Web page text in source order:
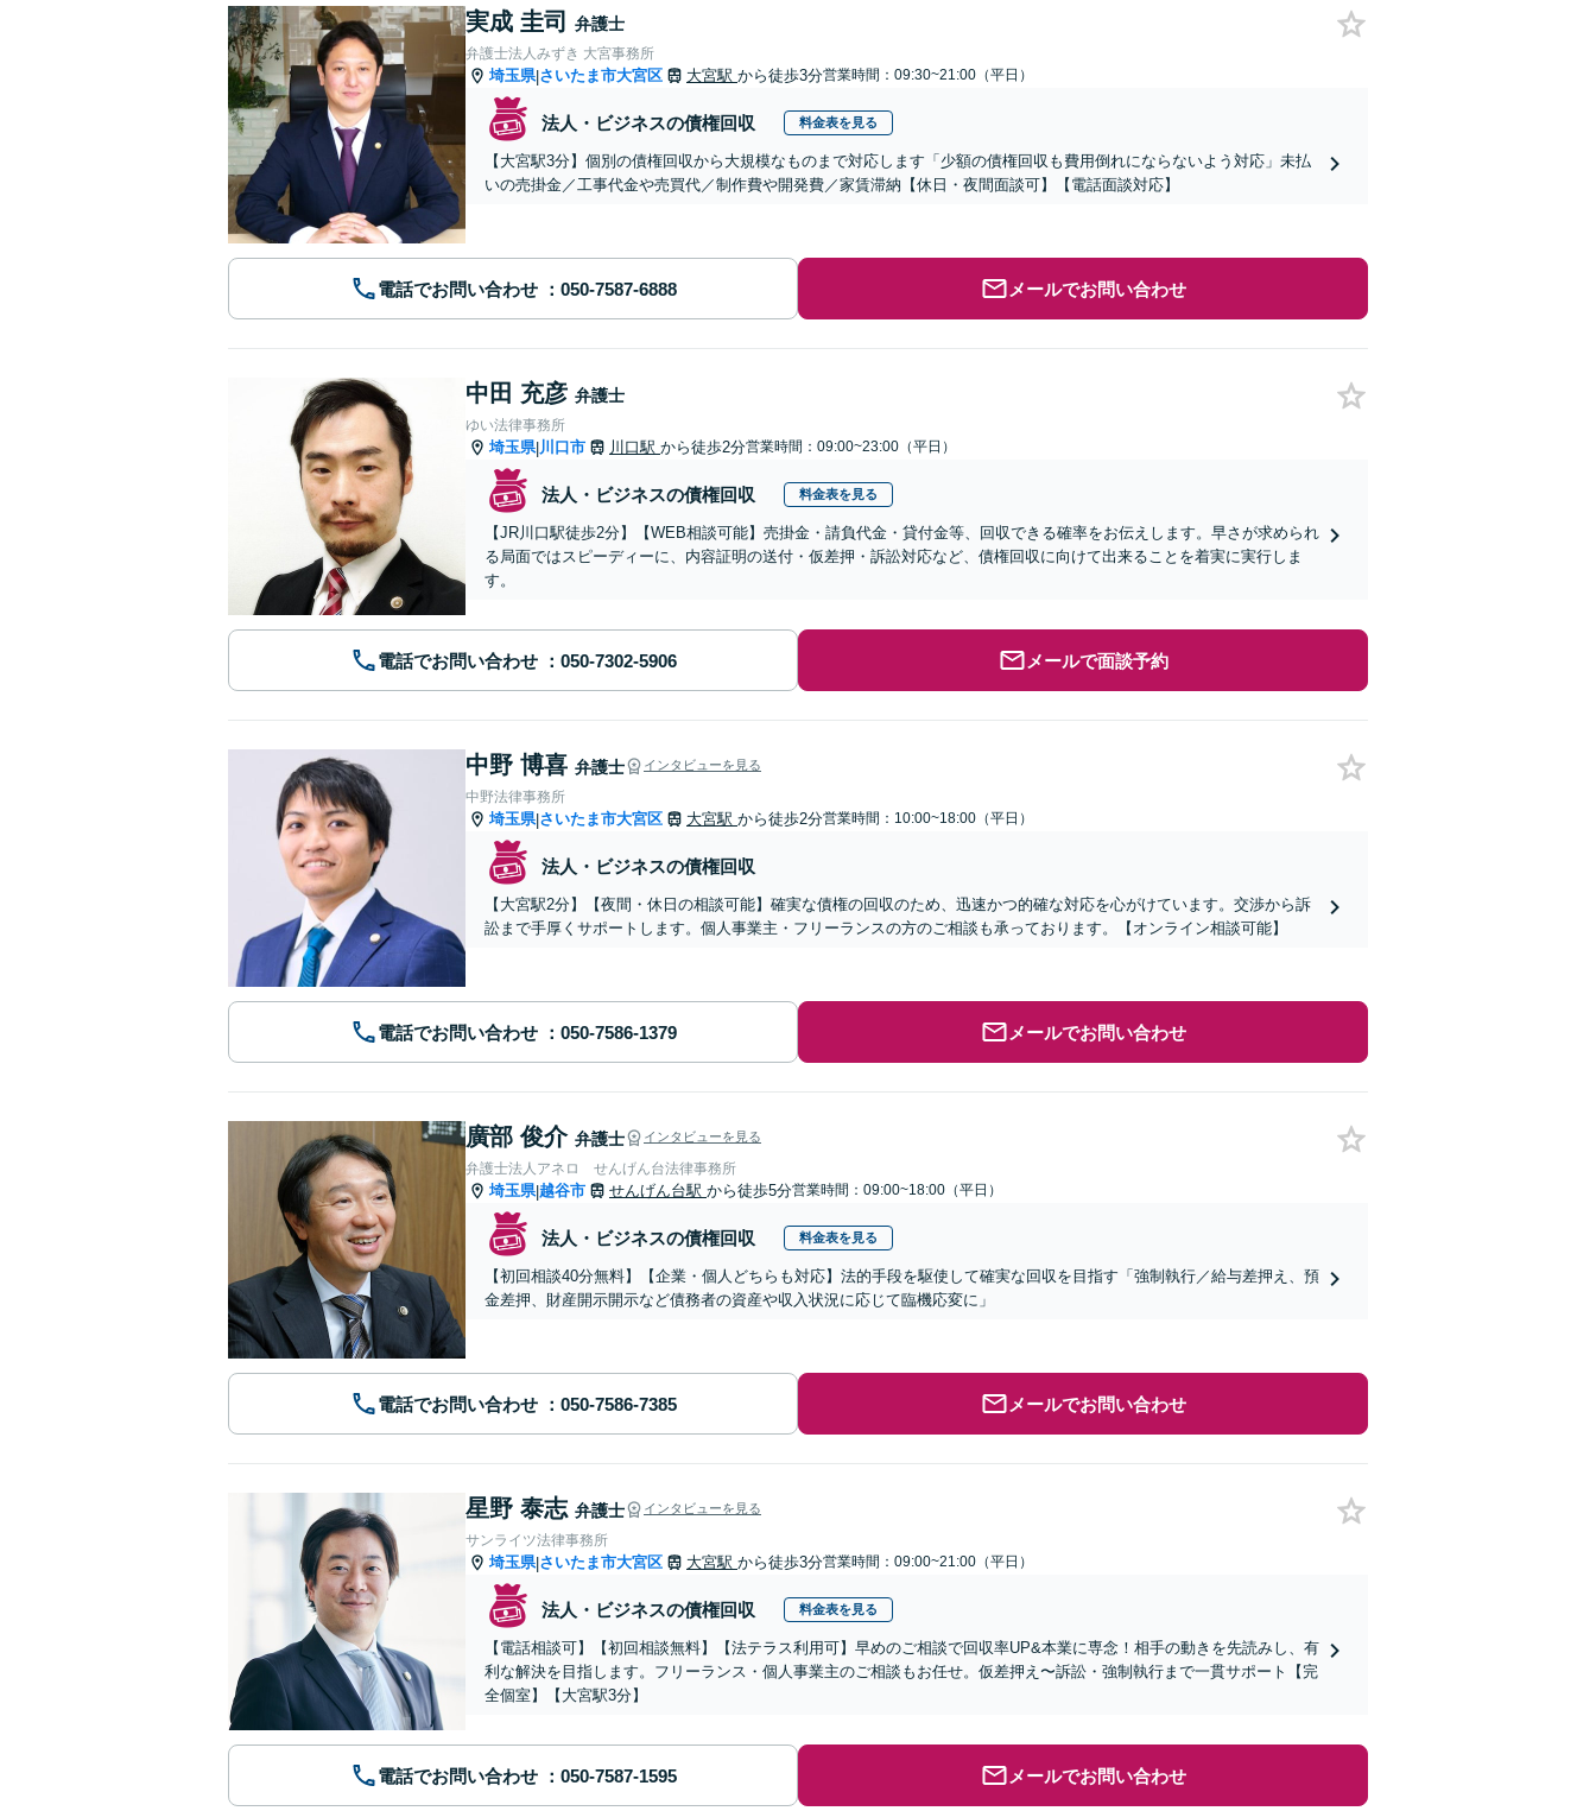
実成 圭司 弁護士
弁護士法人みずき 大宮事務所
埼玉県|さいたま市大宮区 大宮駅 から徒歩3分営業時間：09:30~21:00（平日）
法人・ビジネスの債権回収 料金表を見る
【大宮駅3分】個別の債権回収から大規模なものまで対応します「少額の債権回収も費用倒れにならないよう対応」未払
いの売掛金／工事代金や売買代／制作費や開発費／家賃滞納【休日・夜間面談可】【電話面談対応】
電話でお問い合わせ メールでお問い合わせ
中田 充彦 弁護士
ゆい法律事務所
埼玉県|川口市 川口駅 から徒歩2分営業時間：09:00~23:00（平日）
法人・ビジネスの債権回収 料金表を見る
【JR川口駅徒歩2分】【WEB相談可能】売掛金・請負代金・貸付金等、回収できる確率をお伝えします。早さが求められ
る局面ではスピーディーに、内容証明の送付・仮差押・訴訟対応など、債権回収に向けて出来ることを着実に実行しま
す。
電話でお問い合わせ メールで面談予約
中野 博喜 弁護士 インタビューを見る
中野法律事務所
埼玉県|さいたま市大宮区 大宮駅 から徒歩2分営業時間：10:00~18:00（平日）
法人・ビジネスの債権回収
【大宮駅2分】【夜間・休日の相談可能】確実な債権の回収のため、迅速かつ的確な対応を心がけています。交渉から訴
訟まで手厚くサポートします。個人事業主・フリーランスの方のご相談も承っております。【オンライン相談可能】
電話でお問い合わせ メールでお問い合わせ
廣部 俊介 弁護士 インタビューを見る
弁護士法人アネロ せんげん台法律事務所
埼玉県|越谷市 せんげん台駅 から徒歩5分営業時間：09:00~18:00（平日）
法人・ビジネスの債権回収 料金表を見る
【初回相談40分無料】【企業・個人どちらも対応】法的手段を駆使して確実な回収を目指す「強制執行／給与差押え、預
金差押、財産開示開示など債務者の資産や収入状況に応じて臨機応変に」
電話でお問い合わせ メールでお問い合わせ
星野 泰志 弁護士 インタビューを見る
サンライツ法律事務所
埼玉県|さいたま市大宮区 大宮駅 から徒歩3分営業時間：09:00~21:00（平日）
法人・ビジネスの債権回収 料金表を見る
【電話相談可】【初回相談無料】【法テラス利用可】早めのご相談で回収率UP&本業に専念！相手の動きを先読みし、有
利な解決を目指します。フリーランス・個人事業主のご相談もお任せ。仮差押え〜訴訟・強制執行まで一貫サポート【完
全個室】【大宮駅3分】
電話でお問い合わせ メールでお問い合わせ